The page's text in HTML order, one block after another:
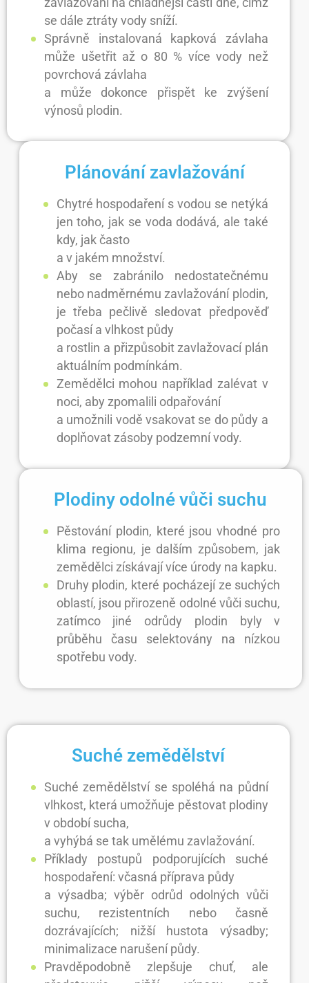
se dále ztráty vody sníží.
Správně instalovaná kapková závlaha
může ušetřit až o 80 % více vody než
povrchová závlaha
a může dokonce přispět ke zvýšení
výnosů plodin.
Plánování zavlažování
Chytré hospodaření s vodou se netýká
jen toho, jak se voda dodává, ale také
kdy, jak často
a v jakém množství.
Aby se zabránilo nedostatečnému
nebo nadměrnému zavlažování plodin,
je třeba pečlivě sledovat předpověď
počasí a vlhkost půdy
a rostlin a přizpůsobit zavlažovací plán
aktuálním podmínkám.
Zemědělci mohou například zalévat v
noci, aby zpomalili odpařování
a umožnili vodě vsakovat se do půdy a
doplňovat zásoby podzemní vody.
Plodiny odolné vůči suchu
Pěstování plodin, které jsou vhodné pro
klima regionu, je dalším způsobem, jak
zemědělci získávají více úrody na kapku.
Druhy plodin, které pocházejí ze suchých
oblastí, jsou přirozeně odolné vůči suchu,
zatímco jiné odrůdy plodin byly v
průběhu času selektovány na nízkou
spotřebu vody.
Suché zemědělství
Suché zemědělství se spoléhá na půdní
vlhkost, která umožňuje pěstovat plodiny
v období sucha,
a vyhýbá se tak umělému zavlažování.
Příklady postupů podporujících suché
hospodaření: včasná příprava půdy
a výsadba; výběr odrůd odolných vůči
suchu, rezistentních nebo časně
dozrávajících; nižší hustota výsadby;
minimalizace narušení půdy.
Pravděpodobně zlepšuje chuť, ale